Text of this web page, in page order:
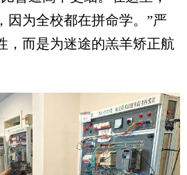
因为全校都在拼命学。”严
，而是为迷途的羔羊矫正航